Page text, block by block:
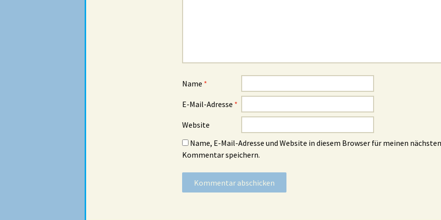
Name *
E-Mail-Adresse *
Website
Name, E-Mail-Adresse und Website in diesem Browser für meinen nächsten
Kommentar speichern.